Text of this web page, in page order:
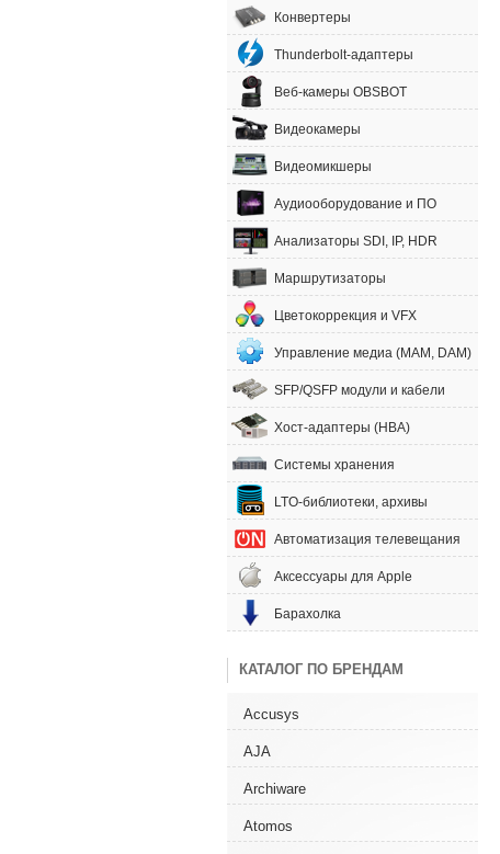
Конвертеры
Thunderbolt-адаптеры
Веб-камеры OBSBOT
Видеокамеры
Видеомикшеры
Аудиооборудование и ПО
Анализаторы SDI, IP, HDR
Маршрутизаторы
Цветокоррекция и VFX
Управление медиа (MAM, DAM)
SFP/QSFP модули и кабели
Хост-адаптеры (HBA)
Системы хранения
LTO-библиотеки, архивы
Автоматизация телевещания
Аксессуары для Apple
Барахолка
КАТАЛОГ ПО БРЕНДАМ
Accusys
AJA
Archiware
Atomos